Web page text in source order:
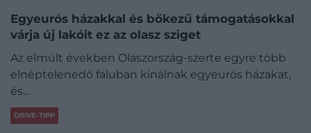
Egyeurós házakkal és bőkezű támogatásokkal
várja új lakóit ez az olasz sziget
Az elmúlt években Olaszország-szerte egyre több
elnéptelenedő faluban kínálnak egyeurós házakat,
és…
DRIVE-TIPP